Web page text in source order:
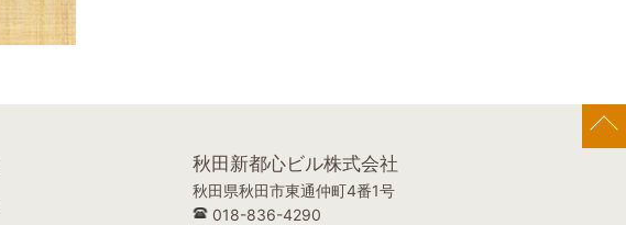
秋田新都心ビル株式会社
秋田県秋田市東通仲町4番1号
018-836-4290